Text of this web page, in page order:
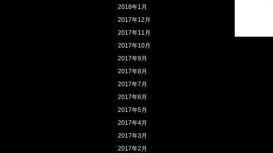
2018年1月
2017年12月
2017年11月
2017年10月
2017年9月
2017年8月
2017年7月
2017年6月
2017年5月
2017年4月
2017年3月
2017年2月